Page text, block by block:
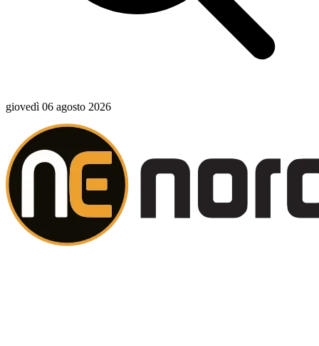
giovedì 06 agosto 2026